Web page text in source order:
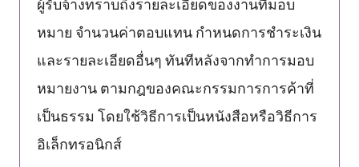
หมาย จำนวนค่าตอบแทน กำหนดการชำระเงิน
และรายละเอียดอื่นๆ ทันทีหลังจากทำการมอบ
หมายงาน ตามกฎของคณะกรรมการการค้าที่
เป็นธรรม โดยใช้วิธีการเป็นหนังสือหรือวิธีการ
อิเล็กทรอนิกส์